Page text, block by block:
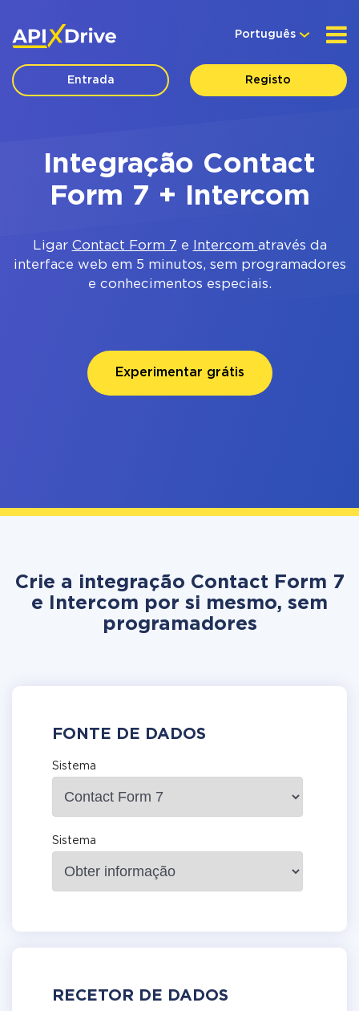
Português
Entrada Registo
Integração Contact
Form 7 + Intercom
Ligar Contact Form 7 e Intercom através da
interface web em 5 minutos, sem programadores
e conhecimentos especiais.
Experimentar grátis
Crie a integração Contact Form 7
e Intercom por si mesmo, sem
programadores
FONTE DE DADOS
Sistema
Sistema
RECETOR DE DADOS